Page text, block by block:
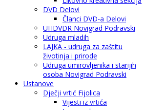
DVD Delovi
Članci DVD-a Delovi
UHDVDR Novigrad Podravski
Udruga mladih
LAJKA - udruga za zaštitu
životinja i prirode
Udruga umirovljenika i starijih
osoba Novigrad Podravski
Ustanove
Dječji vrtić Fijolica
Vijesti iz vrtića